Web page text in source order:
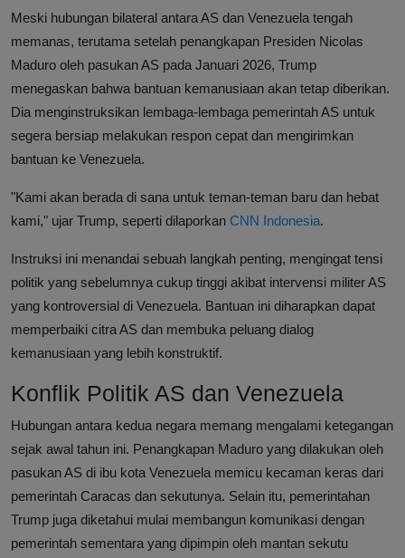
Meski hubungan bilateral antara AS dan Venezuela tengah
memanas, terutama setelah penangkapan Presiden Nicolas
Maduro oleh pasukan AS pada Januari 2026, Trump
menegaskan bahwa bantuan kemanusiaan akan tetap diberikan.
Dia menginstruksikan lembaga-lembaga pemerintah AS untuk
segera bersiap melakukan respon cepat dan mengirimkan
bantuan ke Venezuela.
"Kami akan berada di sana untuk teman-teman baru dan hebat
kami," ujar Trump, seperti dilaporkan CNN Indonesia.
Instruksi ini menandai sebuah langkah penting, mengingat tensi
politik yang sebelumnya cukup tinggi akibat intervensi militer AS
yang kontroversial di Venezuela. Bantuan ini diharapkan dapat
memperbaiki citra AS dan membuka peluang dialog
kemanusiaan yang lebih konstruktif.
Konflik Politik AS dan Venezuela
Hubungan antara kedua negara memang mengalami ketegangan
sejak awal tahun ini. Penangkapan Maduro yang dilakukan oleh
pasukan AS di ibu kota Venezuela memicu kecaman keras dari
pemerintah Caracas dan sekutunya. Selain itu, pemerintahan
Trump juga diketahui mulai membangun komunikasi dengan
pemerintah sementara yang dipimpin oleh mantan sekutu